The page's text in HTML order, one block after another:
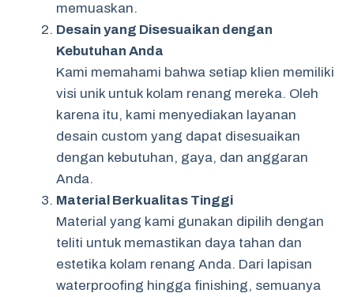
memuaskan.
Desain yang Disesuaikan dengan
Kebutuhan Anda
Kami memahami bahwa setiap klien memiliki
visi unik untuk kolam renang mereka. Oleh
karena itu, kami menyediakan layanan
desain custom yang dapat disesuaikan
dengan kebutuhan, gaya, dan anggaran
Anda.
Material Berkualitas Tinggi
Material yang kami gunakan dipilih dengan
teliti untuk memastikan daya tahan dan
estetika kolam renang Anda. Dari lapisan
waterproofing hingga finishing, semuanya